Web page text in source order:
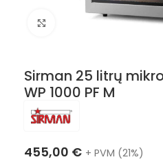
Nuotraukos
Sirman 25 litrų
WP 1000 PF M
455,00 € + PVM (21%)